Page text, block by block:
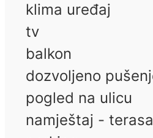
klima uređaj
tv
balkon
dozvoljeno
pogled na ulicu
namještaj -